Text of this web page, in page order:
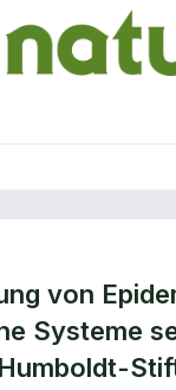
von
Systeme